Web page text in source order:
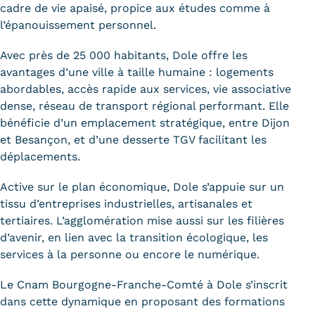
Enseignement à distance
l'Expérience (VAE)
Validation des études
supérieures (VES)
Validation des acquis
professionnels et personnels
(VAPP)
Infos pratiques
Discrimination/égalité/mixité
Handi'Cnam
cadre de vie apaisé, propice aux études comme à
l’épanouissement personnel.
Avec près de 25 000 habitants, Dole offre les
avantages d’une ville à taille humaine : logements
abordables, accès rapide aux services, vie associative
dense, réseau de transport régional performant. Elle
bénéficie d’un emplacement stratégique, entre Dijon
et Besançon, et d’une desserte TGV facilitant les
déplacements.
Active sur le plan économique, Dole s’appuie sur un
tissu d’entreprises industrielles, artisanales et
tertiaires. L’agglomération mise aussi sur les filières
d’avenir, en lien avec la transition écologique, les
services à la personne ou encore le numérique.
Le Cnam Bourgogne-Franche-Comté à Dole s’inscrit
dans cette dynamique en proposant des formations